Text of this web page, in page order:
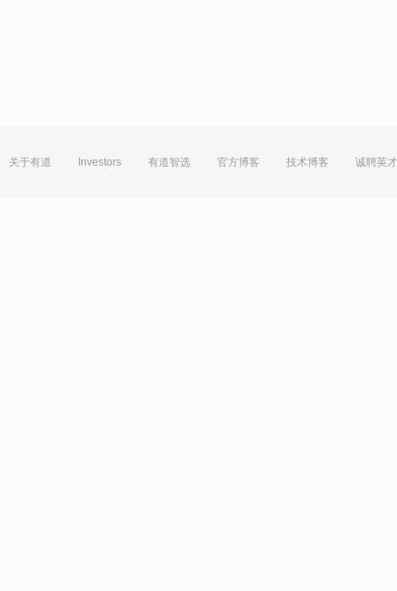
关于有道 Investors 有道智选 官方博客 技术博客 诚聘英才